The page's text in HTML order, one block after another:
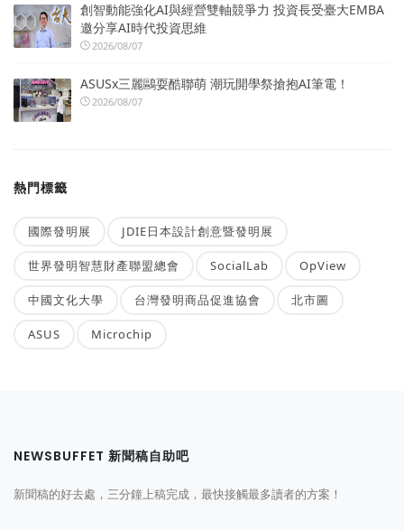
創智動能強化AI與經營雙軸競爭力 投資長受臺大EMBA
邀分享AI時代投資思維
2026/08/07
ASUSx三麗鷗耍酷聯萌 潮玩開學祭搶抱AI筆電！
2026/08/07
熱門標籤
國際發明展 JDIE日本設計創意暨發明展
世界發明智慧財產聯盟總會 SocialLab OpView
中國文化大學 台灣發明商品促進協會 北市圖
ASUS Microchip
NEWSBUFFET 新聞稿自助吧
新聞稿的好去處，三分鐘上稿完成，最快接觸最多讀者的方案！